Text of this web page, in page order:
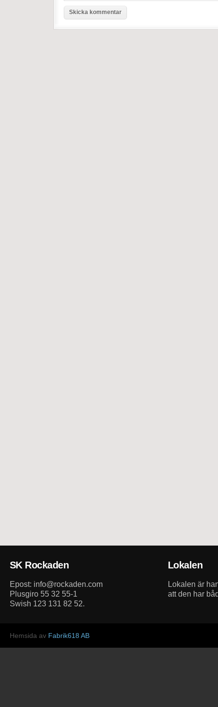
SK Rockaden
Epost: info@rockaden.com
Plusgiro 55 32 55-1
Swish 123 131 82 52.
Lokalen
Lokalen är
att den har
Hemsida av Fabrik618 AB